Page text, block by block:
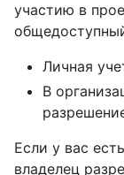
участию в
Личная
В
Если у вас
владелец